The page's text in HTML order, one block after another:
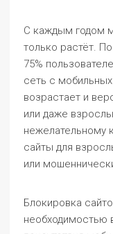
С каждым годом
только растёт.
75%
сеть с
возрастает и
или даже
нежелательному
сайты для
или
Блокировка
необходимостью